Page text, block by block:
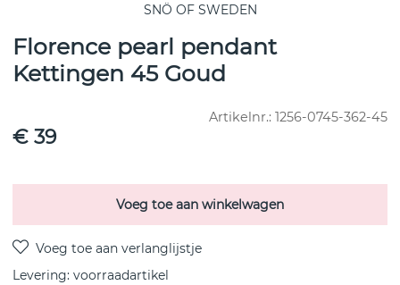
SNÖ OF SWEDEN
Florence pearl pendant
Kettingen 45 Goud
Artikelnr.: 1256-0745-362-45
€ 39
Voeg toe aan winkelwagen
Levering: voorraadartikel